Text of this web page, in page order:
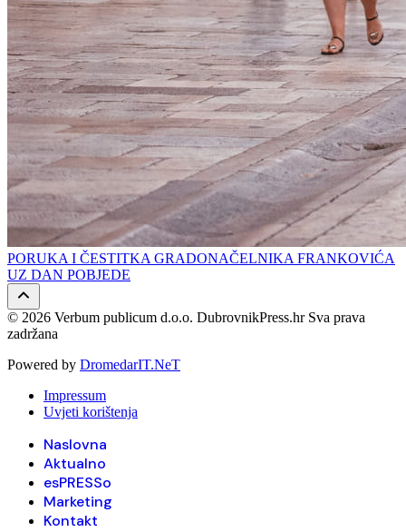
PORUKA I ČESTITKA GRADONAČELNIKA FRANKOVIĆA
UZ DAN POBJEDE
© 2026 Verbum publicum d.o.o. DubrovnikPress.hr Sva prava
zadržana
Powered by DromedarIT.NeT
Impressum
Uvjeti korištenja
Naslovna
Aktualno
esPRESSo
Marketing
Kontakt